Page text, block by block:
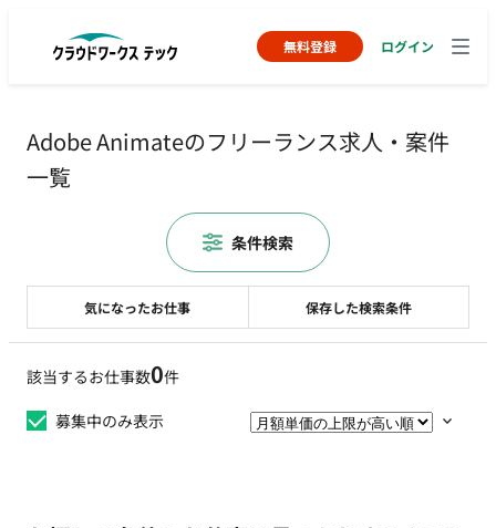
無料登録 ログイン
Adobe Animateのフリーランス求人・案件
一覧
該当するお仕事数0件
募集中のみ表示
気になったお仕事 保存した検索条件
条件検索